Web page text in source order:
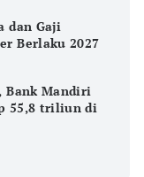
dan Gaji
Berlaku 2027
Bank Mandiri
55,8 triliun di